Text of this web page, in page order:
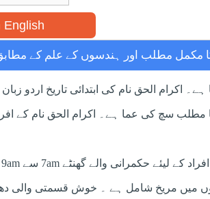
English
کا مکمل مطلب اور ہندسوں کے علم کے
اکرام الحق نام کی ابتدائی تاریخ اردو
الحق نام کا مطلب سچ کی عما ہے۔ اکرام الحق نام
میں مریخ شامل ہے ۔ خوش قسمتی والی